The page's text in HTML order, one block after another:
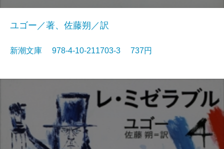
ユゴー／著、佐藤朔／訳
新潮文庫 978-4-10-211703-3 737円